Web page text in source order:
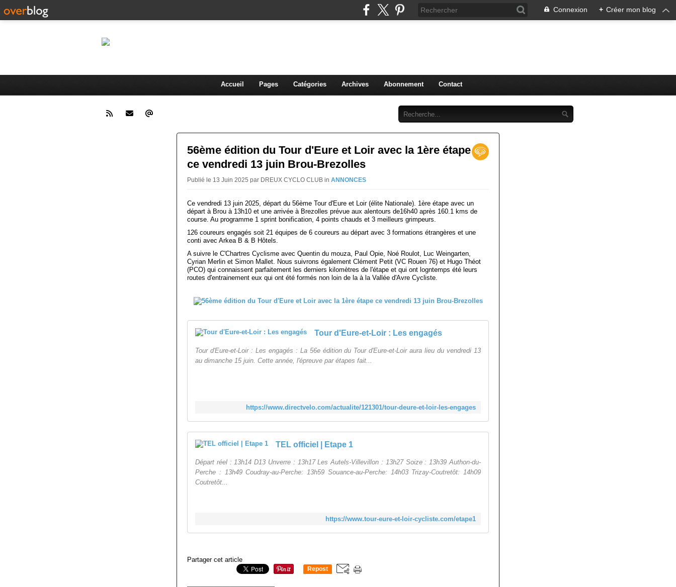
Connexion + Créer mon blog
Accueil Pages Catégories Archives Abonnement Contact
56ème édition du Tour d'Eure et Loir avec la 1ère étape
ce vendredi 13 juin Brou-Brezolles
Publié le 13 Juin 2025 par DREUX CYCLO CLUB in ANNONCES
Ce vendredi 13 juin 2025, départ du 56ème Tour d'Eure et Loir (élite Nationale). 1ère étape avec un
départ à Brou à 13h10 et une arrivée à Brezolles prévue aux alentours de16h40 après 160.1 kms de
course. Au programme 1 sprint bonification, 4 points chauds et 3 meilleurs grimpeurs.
126 coureurs engagés soit 21 équipes de 6 coureurs au départ avec 3 formations étrangères et une
conti avec Arkea B & B Hôtels.
A suivre le C'Chartres Cyclisme avec Quentin du mouza, Paul Opie, Noé Roulot, Luc Weingarten,
Cyrian Merlin et Simon Mallet. Nous suivrons également Clément Petit (VC Rouen 76) et Hugo Théot
(PCO) qui connaissent parfaitement les derniers kilomètres de l'étape et qui ont logntemps été leurs
routes d'entrainement eux qui ont été formés non loin de la à la Vallée d'Avre Cycliste.
Tour d'Eure-et-Loir : Les engagés
Tour d'Eure-et-Loir : Les engagés : La 56e édition du Tour d'Eure-et-Loir aura lieu du vendredi 13
au dimanche 15 juin. Cette année, l'épreuve par étapes fait...
https://www.directvelo.com/actualite/121301/tour-deure-et-loir-les-engages
TEL officiel | Etape 1
Départ réel : 13h14 D13 Unverre : 13h17 Les Autels-Villevillon : 13h27 Soize : 13h39 Authon-du-
Perche : 13h49 Coudray-au-Perche: 13h59 Souance-au-Perche: 14h03 Trizay-Coutretôt: 14h09
Coutretôt...
https://www.tour-eure-et-loir-cycliste.com/etape1
Partager cet article
Repost